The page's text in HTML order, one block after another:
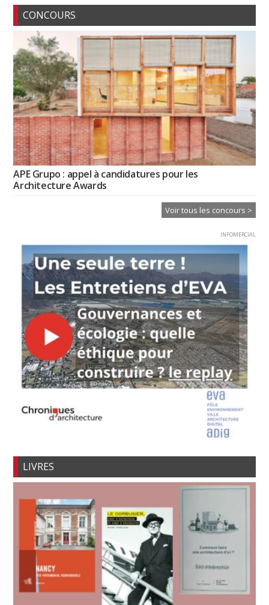
CONCOURS
APE Grupo : appel à candidatures pour les
Architecture Awards
Voir tous les concours >
INFOMERCIAL
LIVRES